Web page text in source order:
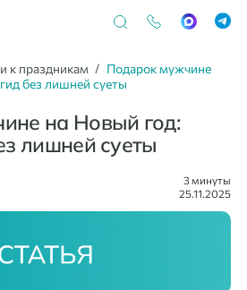
к праздникам
Подарок мужчине
без лишней суеты
на Новый год:
лишней суеты
3 минуты
25.11.2025